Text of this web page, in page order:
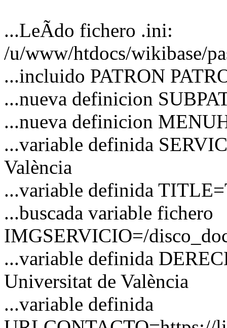
...LeÃ­do fichero .ini:
/u/www/htdocs/wikibase/
...incluido PATRON
...nueva definicion
...nueva definicion
...variable definida
València
...variable definida
...buscada variable fichero
IMGSERVICIO=/
...variable definida
Universitat de València
...variable definida